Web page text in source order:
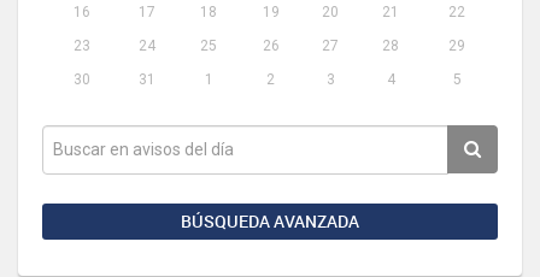
16
17 18 19 20 21
22
23
24 25 26 27 28
29
30
31 1 2 3 4 5
BÚSQUEDA AVANZADA